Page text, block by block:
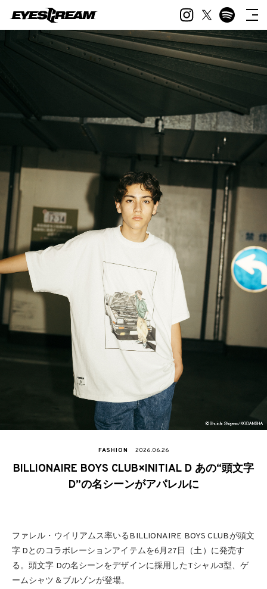
FASHION 2026.06.26
BILLIONAIRE BOYS CLUB×INITIAL D あの“頭文字
D”の名シーンがアパレルに
ファレル・ウイリアムス率いるBILLIONAIRE BOYS CLUBが頭文
字 Dとのコラボレーションアイテムを6月27日（土）に発売す
る。頭文字 Dの名シーンをデザインに採用したTシャル3型、ゲ
ームシャツ＆ブルゾンが登場。